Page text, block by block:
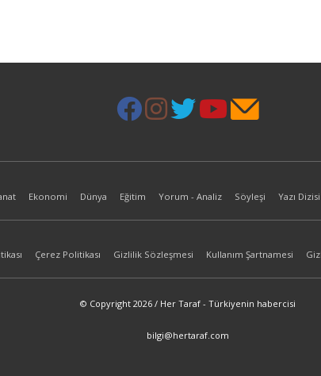
Ekonomi Dünya Eğitim Yorum - Analiz Söyleşi Yazı Dizisi
Çerez Politikası Gizlilik Sözleşmesi Kullanım Şartnamesi
© Copyright 2026 / Her Taraf - Türkiyenin habercisi
bilgi@hertaraf.com